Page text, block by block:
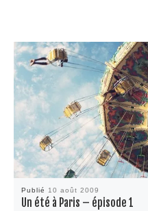
Publié 10 août 2009
Un été à Paris – épisode 1